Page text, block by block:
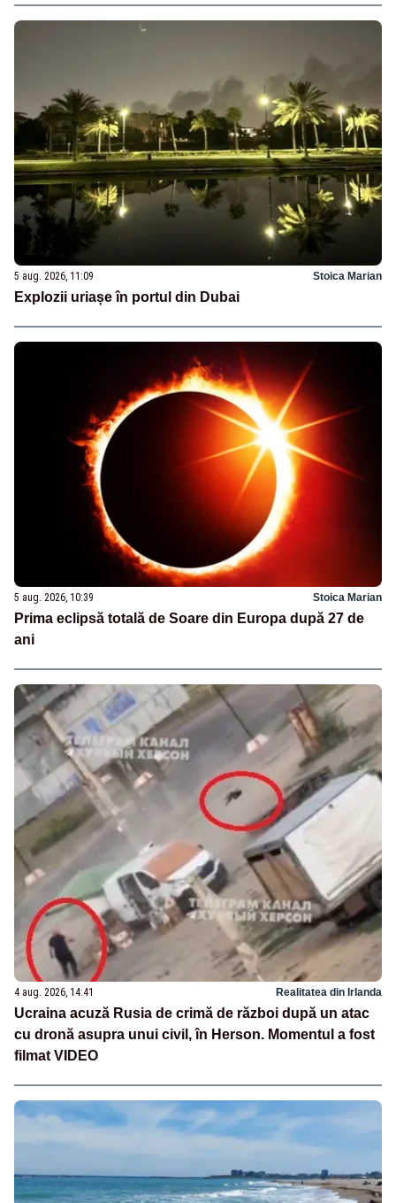
5 aug. 2026, 11:09 Stoica Marian
Explozii uriașe în portul din Dubai
5 aug. 2026, 10:39 Stoica Marian
Prima eclipsă totală de Soare din Europa după 27 de
ani
4 aug. 2026, 14:41 Realitatea din Irlanda
Ucraina acuză Rusia de crimă de război după un atac
cu dronă asupra unui civil, în Herson. Momentul a fost
filmat VIDEO